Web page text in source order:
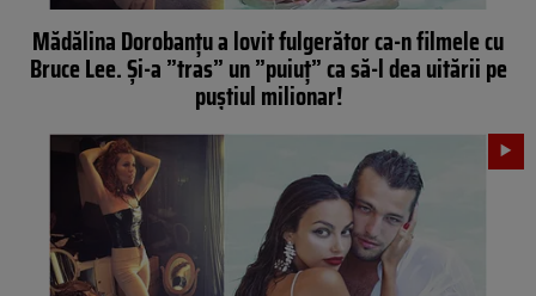
Mădălina Dorobanţu a lovit fulgerător ca-n filmele cu
Bruce Lee. Şi-a ”tras” un ”puiuţ” ca să-l dea uitării pe
puştiul milionar!